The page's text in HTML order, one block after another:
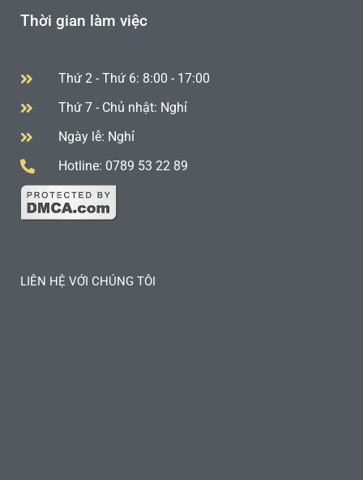
Thời gian làm việc
Thứ 2 - Thứ 6: 8:00 - 17:00
Thứ 7 - Chủ nhật: Nghỉ
Ngày lễ: Nghỉ
Hotline: 0789 53 22 89
LIÊN HỆ VỚI CHÚNG TÔI